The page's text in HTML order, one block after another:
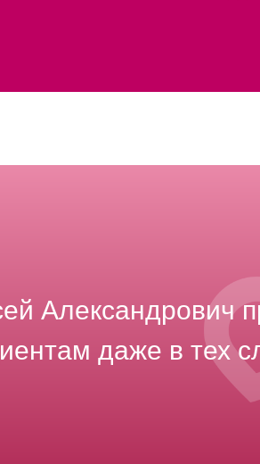
Александрович
даже в тех